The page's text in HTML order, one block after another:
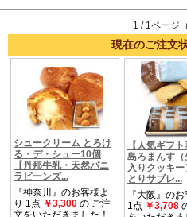
1 / 1ページ
現在のご注文